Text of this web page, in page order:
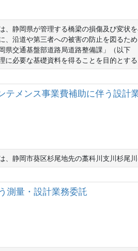
、静岡県が管理する橋梁の損傷及び変状
、沿道や第三者への被害の防止を図るた
県交通基盤部道路局道路整備課」（以下
に必要な基礎資料を得ることを目的とする
メンス事業費補助に伴う設計
、静岡市葵区杉尾地先の藁科川支川杉尾
測量・設計業務委託